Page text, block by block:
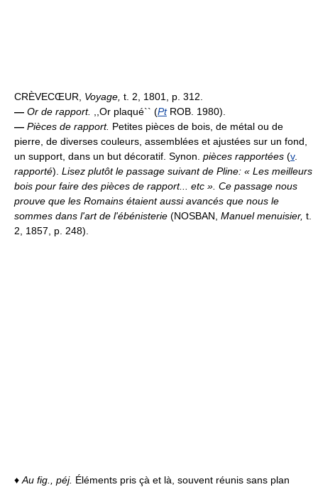
CRÈVECŒUR, Voyage, t. 2, 1801, p. 312.
— Or de rapport. ,,Or plaqué`` (PtROB. 1980).
— Pièces de rapport. Petites pièces de bois, de métal ou de
pierre, de diverses couleurs, assemblées et ajustées sur un fond,
un support, dans un but décoratif. Synon. pièces rapportées (v.
rapporté). Lisez plutôt le passage suivant de Pline: « Les meilleurs
bois pour faire des pièces de rapport... etc ». Ce passage nous
prouve que les Romains étaient aussi avancés que nous le
sommes dans l'art de l'ébénisterie (NOSBAN, Manuel menuisier, t.
2, 1857, p. 248).
♦Au fig., péj. Éléments pris çà et là, souvent réunis sans plan